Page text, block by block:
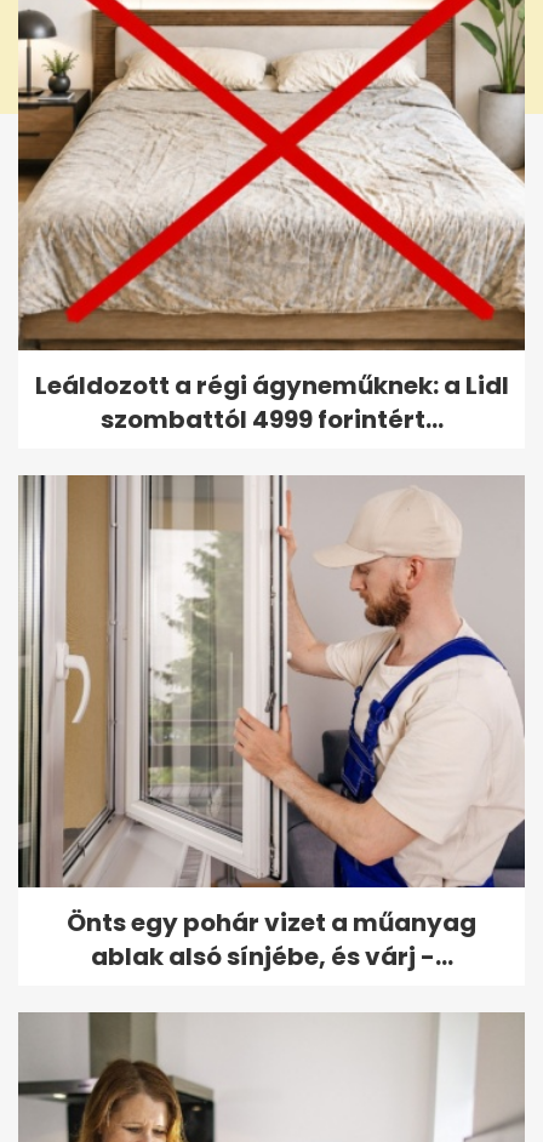
Leáldozott a régi ágyneműknek: a Lidl
szombattól 4999 forintért...
Önts egy pohár vizet a műanyag
ablak alsó sínjébe, és várj -...